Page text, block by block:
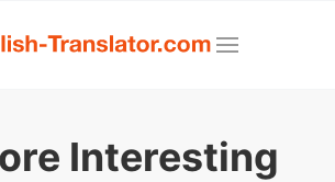
Interesting